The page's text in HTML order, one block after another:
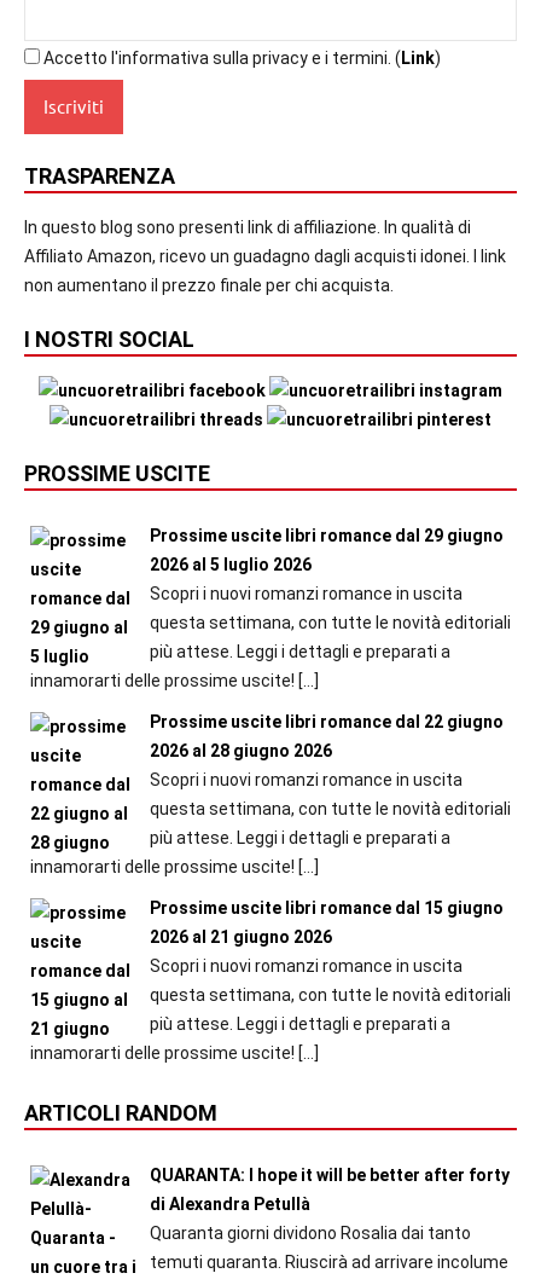
Accetto l'informativa sulla privacy e i termini. ( Link)
TRASPARENZA
In questo blog sono presenti link di affiliazione. In qualità di
Affiliato Amazon, ricevo un guadagno dagli acquisti idonei. I link
non aumentano il prezzo finale per chi acquista.
I NOSTRI SOCIAL
PROSSIME USCITE
Prossime uscite libri romance dal 29 giugno
2026 al 5 luglio 2026
Scopri i nuovi romanzi romance in uscita
questa settimana, con tutte le novità editoriali
più attese. Leggi i dettagli e preparati a
innamorarti delle prossime uscite! […]
Prossime uscite libri romance dal 22 giugno
2026 al 28 giugno 2026
Scopri i nuovi romanzi romance in uscita
questa settimana, con tutte le novità editoriali
più attese. Leggi i dettagli e preparati a
innamorarti delle prossime uscite! […]
Prossime uscite libri romance dal 15 giugno
2026 al 21 giugno 2026
Scopri i nuovi romanzi romance in uscita
questa settimana, con tutte le novità editoriali
più attese. Leggi i dettagli e preparati a
innamorarti delle prossime uscite! […]
ARTICOLI RANDOM
QUARANTA: I hope it will be better after forty
di Alexandra Petullà
Quaranta giorni dividono Rosalia dai tanto
temuti quaranta. Riuscirà ad arrivare incolume